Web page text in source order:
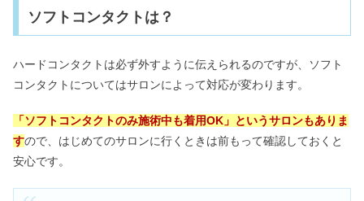
ソフトコンタクトは？
ハードコンタクトは必ず外すように伝えられるのですが、ソフト
コンタクトについてはサロンによって対応が変わります。
「ソフトコンタクトのみ施術中も着用OK」というサロンもありま
すので、はじめてのサロンに行くときは前もって確認しておくと
安心です。